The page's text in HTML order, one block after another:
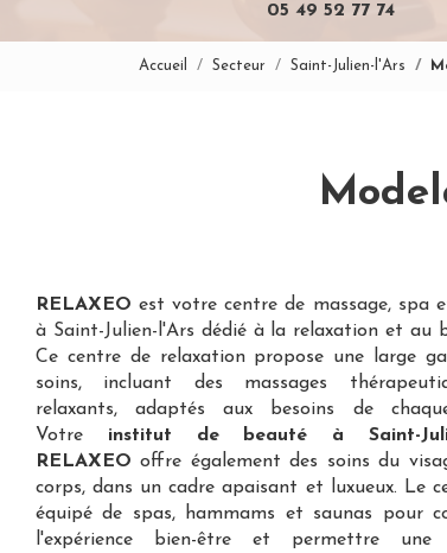
05 49 52 77 74
Accueil Secteur Saint-Julien-l'Ars
RELAXEO est votrecentre de massage, spa
à Saint-Julien-l'Ars dédié à la relaxation et au
Ce centre de relaxation propose une large
soins, incluant des massages
relaxants, adaptés aux besoins de
Votre institut de beauté à Saint-
RELAXEO offre également des soins du
corps, dans un cadre apaisant et luxueux. Le
équipé de spas, hammams et saunas pour
l'expérience bien-être et permettre une